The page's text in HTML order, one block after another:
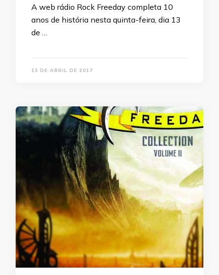
A web rádio Rock Freeday completa 10
anos de história nesta quinta-feira, dia 13
de …
13 DE ABRIL DE 2017